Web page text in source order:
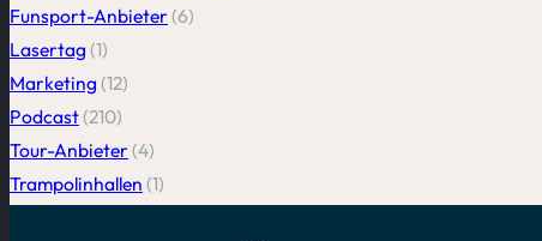
Funsport-Anbieter (6)
Lasertag (1)
Marketing (12)
Podcast (210)
Tour-Anbieter (4)
Trampolinhallen (1)